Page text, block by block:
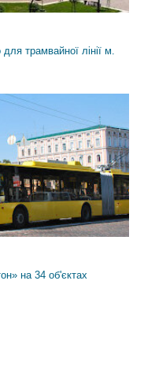
трамвайної лінії м.
на 34 об'єктах